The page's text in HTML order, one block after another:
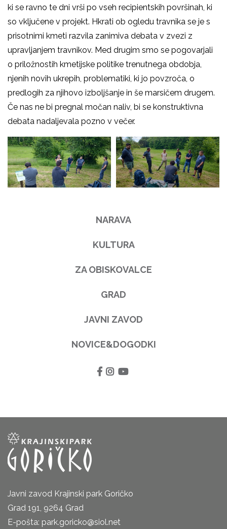
ki se ravno te dni vrši po vseh recipientskih površinah, ki
so vključene v projekt. Hkrati ob ogledu travnika se je s
prisotnimi kmeti razvila zanimiva debata v zvezi z
upravljanjem travnikov. Med drugim smo se pogovarjali
o priložnostih kmetijske politike trenutnega obdobja,
njenih novih ukrepih, problematiki, ki jo povzroča, o
predlogih za njihovo izboljšanje in še marsičem drugem.
Če nas ne bi pregnal močan naliv, bi se konstruktivna
debata nadaljevala pozno v večer.
NARAVA
KULTURA
ZA OBISKOVALCE
GRAD
JAVNI ZAVOD
NOVICE&DOGODKI
Javni zavod Krajinski park Goričko
Grad 191, 9264 Grad
E-pošta: park.goricko@siol.net